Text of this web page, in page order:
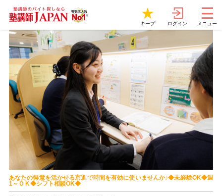
キープ ログイン メニュー
あなたの得意を活かせる京進で時間を有効に使いませんか♪◆未経験OK◆週
1～ＯＫ◆シフト相談OK◆